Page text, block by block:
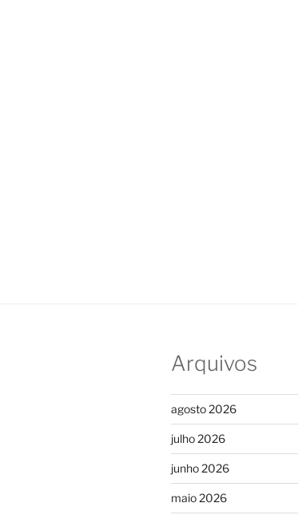
Arquivos
agosto 2026
julho 2026
junho 2026
maio 2026